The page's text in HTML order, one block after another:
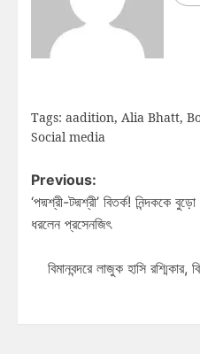
Tags: aadition, Alia Bhatt,
Social media
Previous:
‘পদ্মশ্রী-টদ্মশ্রী’ বিতর্ক! নিন্দককে
ধরলেন প্রসেনজিৎ
বিমানবন্দরে লাজুক হাসি